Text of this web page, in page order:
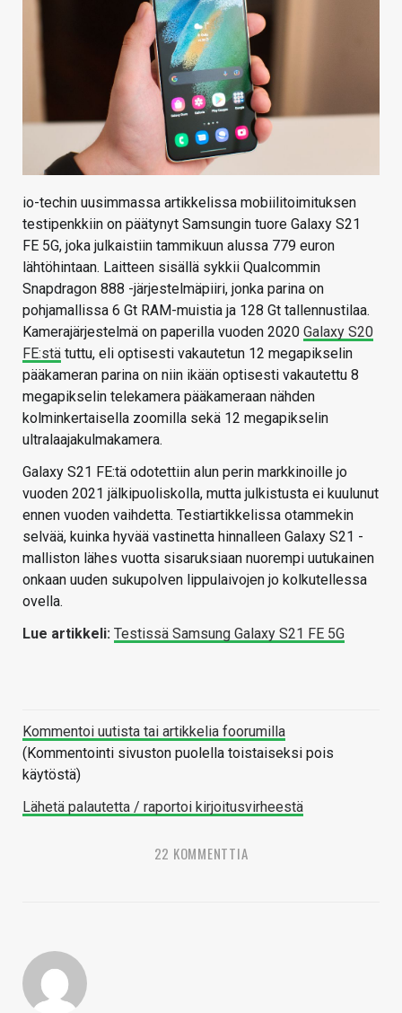
io-techin uusimmassa artikkelissa mobiilitoimituksen
testipenkkiin on päätynyt Samsungin tuore Galaxy S21
FE 5G, joka julkaistiin tammikuun alussa 779 euron
lähtöhintaan. Laitteen sisällä sykkii Qualcommin
Snapdragon 888 -järjestelmäpiiri, jonka parina on
pohjamallissa 6 Gt RAM-muistia ja 128 Gt tallennustilaa.
Kamerajärjestelmä on paperilla vuoden 2020 Galaxy S20
FE:stä tuttu, eli optisesti vakautetun 12 megapikselin
pääkameran parina on niin ikään optisesti vakautettu 8
megapikselin telekamera pääkameraan nähden
kolminkertaisella zoomilla sekä 12 megapikselin
ultralaajakulmakamera.
Galaxy S21 FE:tä odotettiin alun perin markkinoille jo
vuoden 2021 jälkipuoliskolla, mutta julkistusta ei kuulunut
ennen vuoden vaihdetta. Testiartikkelissa otammekin
selvää, kuinka hyvää vastinetta hinnalleen Galaxy S21 -
malliston lähes vuotta sisaruksiaan nuorempi uutukainen
onkaan uuden sukupolven lippulaivojen jo kolkutellessa
ovella.
Lue artikkeli: Testissä Samsung Galaxy S21 FE 5G
Kommentoi uutista tai artikkelia foorumilla
(Kommentointi sivuston puolella toistaiseksi pois
käytöstä)
Lähetä palautetta / raportoi kirjoitusvirheestä
22 KOMMENTTIA